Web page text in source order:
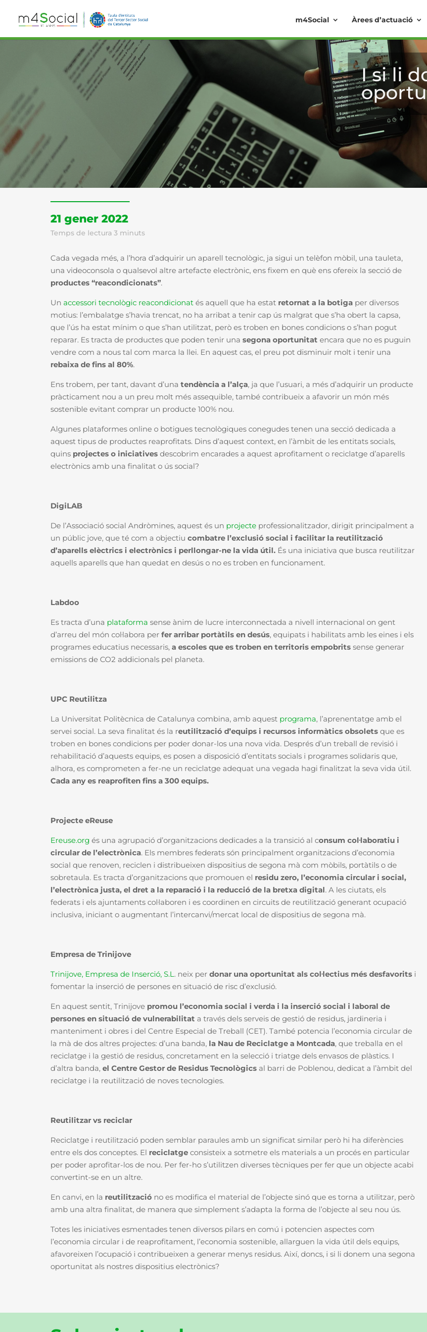
m4Social Àrees d’actuació
I si li
21 gener 2022
Temps de lectura 3 minuts
Cada vegada més, a l’hora d’adquirir un aparell tecnològic, ja sigui un telèfon mòbil, una tauleta,
una videoconsola o qualsevol altre artefacte electrònic, ens fixem en què ens ofereix la secció de
productes “reacondicionats”.
Un accessori tecnològic reacondicionat és aquell que ha estat retornat a la botiga per diversos
motius: l’embalatge s’havia trencat, no ha arribat a tenir cap ús malgrat que s’ha obert la capsa,
que l’ús ha estat mínim o que s’han utilitzat, però es troben en bones condicions o s’han pogut
reparar. Es tracta de productes que poden tenir una segona oportunitat encara que no es puguin
vendre com a nous tal com marca la llei. En aquest cas, el preu pot disminuir molt i tenir una
rebaixa de fins al 80%.
Ens trobem, per tant, davant d’una tendència a l’alça, ja que l’usuari, a més d’adquirir un producte
pràcticament nou a un preu molt més assequible, també contribueix a afavorir un món més
sostenible evitant comprar un producte 100% nou.
Algunes plataformes online o botigues tecnològiques conegudes tenen una secció dedicada a
aquest tipus de productes reaprofitats. Dins d’aquest context, en l’àmbit de les entitats socials,
quins projectes o iniciatives descobrim encarades a aquest aprofitament o reciclatge d’aparells
electrònics amb una finalitat o ús social?
DigiLAB
De l’Associació social Andròmines, aquest és un projecte professionalitzador, dirigit principalment a
un públic jove, que té com a objectiu combatre l’exclusió social i facilitar la reutilització
d’aparells elèctrics i electrònics i perllongar-ne la vida útil. És una iniciativa que busca reutilitzar
aquells aparells que han quedat en desús o no es troben en funcionament.
Labdoo
Es tracta d’una plataforma sense ànim de lucre interconnectada a nivell internacional on gent
d’arreu del món col·labora per fer arribar portàtils en desús, equipats i habilitats amb les eines i els
programes educatius necessaris, a escoles que es troben en territoris empobrits sense generar
emissions de CO2 addicionals pel planeta.
UPC Reutilitza
La Universitat Politècnica de Catalunya combina, amb aquest programa, l’aprenentatge amb el
servei social. La seva finalitat és la reutilització d’equips i recursos informàtics obsolets que es
troben en bones condicions per poder donar-los una nova vida. Després d’un treball de revisió i
rehabilitació d’aquests equips, es posen a disposició d’entitats socials i programes solidaris que,
alhora, es comprometen a fer-ne un reciclatge adequat una vegada hagi finalitzat la seva vida útil.
Cada any es reaprofiten fins a 300 equips.
Projecte eReuse
Ereuse.org és una agrupació d’organitzacions dedicades a la transició al consum col·laboratiu i
circular de l’electrònica. Els membres federats són principalment organitzacions d’economia
social que renoven, reciclen i distribueixen dispositius de segona mà com mòbils, portàtils o de
sobretaula. Es tracta d’organitzacions que promouen el residu zero, l’economia circular i social,
l’electrònica justa, el dret a la reparació i la reducció de la bretxa digital. A les ciutats, els
federats i els ajuntaments col·laboren i es coordinen en circuits de reutilització generant ocupació
inclusiva, iniciant o augmentant l’intercanvi/mercat local de dispositius de segona mà.
Empresa de Trinijove
Trinijove, Empresa de Inserció, S.L . neix per donar una oportunitat als col·lectius més desfavorits i
fomentar la inserció de persones en situació de risc d’exclusió.
En aquest sentit, Trinijove promou l’economia social i verda i la inserció social i laboral de
persones en situació de vulnerabilitat a través dels serveis de gestió de residus, jardineria i
manteniment i obres i del Centre Especial de Treball (CET). També potencia l’economia circular de
la mà de dos altres projectes: d’una banda, la Nau de Reciclatge a Montcada, que treballa en el
reciclatge i la gestió de residus, concretament en la selecció i triatge dels envasos de plàstics. I
d’altra banda, el Centre Gestor de Residus Tecnològics al barri de Poblenou, dedicat a l’àmbit del
reciclatge i la reutilització de noves tecnologies.
Reutilitzar vs reciclar
Reciclatge i reutilització poden semblar paraules amb un significat similar però hi ha diferències
entre els dos conceptes. El reciclatge consisteix a sotmetre els materials a un procés en particular
per poder aprofitar-los de nou. Per fer-ho s’utilitzen diverses tècniques per fer que un objecte acabi
convertint-se en un altre.
En canvi, en la reutilització no es modifica el material de l’objecte sinó que es torna a utilitzar, però
amb una altra finalitat, de manera que simplement s’adapta la forma de l’objecte al seu nou ús.
Totes les iniciatives esmentades tenen diversos pilars en comú i potencien aspectes com
l’economia circular i de reaprofitament, l’economia sostenible, allarguen la vida útil dels equips,
afavoreixen l’ocupació i contribueixen a generar menys residus. Així, doncs, i si li donem una segona
oportunitat als nostres dispositius electrònics?